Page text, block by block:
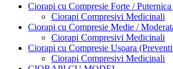
Ciorapi cu Compresie Forte /
Ciorapi Compresivi Medicinali
Ciorapi cu Compresie Medie /
Ciorapi Compresivi Medicinali
Ciorapi cu Compresie Usoara
Ciorapi Compresivi Medicinali